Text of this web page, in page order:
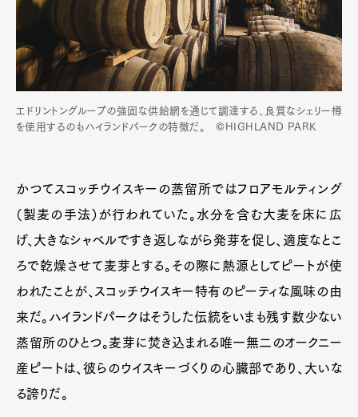
エドリントングループの強固な供給網を通じて調達する、良質なシェリー樽
を使用するのもハイランドパークの特徴だ。 ©HIGHLAND PARK
かつてスコッチウイスキーの蒸留所ではフロアモルティング
（製麦の手法）が行われていた。水分を含む大麦を床に広
げ、大きなシャベルですき返しながら発芽を促し、適度なとこ
ろで乾燥させて麦芽とする。その際に熱源としてピートが使
われたことが、スコッチウイスキー特有のピーティな風味の由
来だ。ハイランドパークはそうした伝統をいまも残す数少ない
蒸留所のひとつ。麦芽に焚き込まれる唯一無二のオークニー
産ピートは、彼らのウイスキーづくりの心臓部であり、大いな
る誇りだ。